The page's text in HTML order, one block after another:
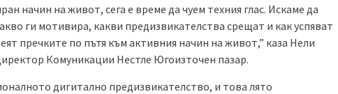
начин на живот, сега е време да чуем техния глас. Искаме да
ги мотивира, какви предизвикателства срещат и как успяват
пречките по пътя към активния начин на живот,” каза Нели
Комуникации Нестле Югоизточен пазар.
дигитално предизвикателство, и това лято